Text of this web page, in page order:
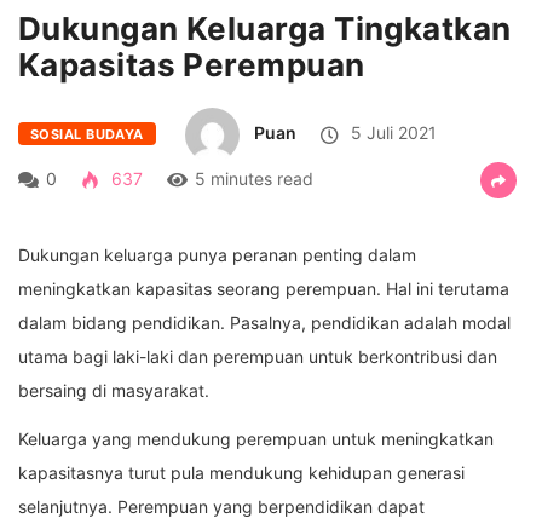
Dukungan Keluarga Tingkatkan
Kapasitas Perempuan
SOSIAL BUDAYA Puan 5 Juli 2021
0 637 5 minutes read
Dukungan keluarga punya peranan penting dalam
meningkatkan kapasitas seorang perempuan. Hal ini terutama
dalam bidang pendidikan. Pasalnya, pendidikan adalah modal
utama bagi laki-laki dan perempuan untuk berkontribusi dan
bersaing di masyarakat.
Keluarga yang mendukung perempuan untuk meningkatkan
kapasitasnya turut pula mendukung kehidupan generasi
selanjutnya. Perempuan yang berpendidikan dapat